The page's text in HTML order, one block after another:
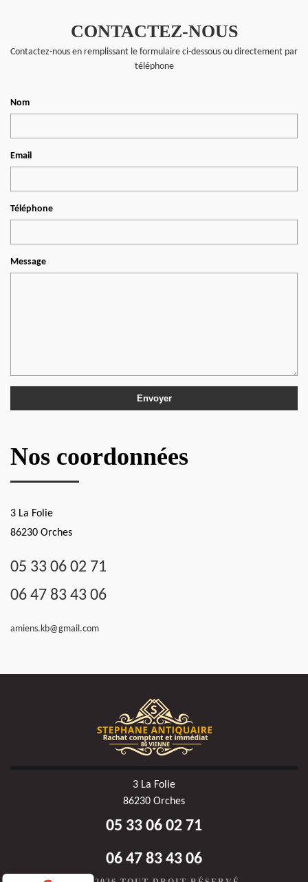
CONTACTEZ-NOUS
Contactez-nous en remplissant le formulaire ci-dessous ou directement par
téléphone
Nom
Email
Téléphone
Message
Nos coordonnées
3 La Folie
86230 Orches
05 33 06 02 71
06 47 83 43 06
amiens.kb@gmail.com
3 La Folie
86230 Orches
05 33 06 02 71
06 47 83 43 06